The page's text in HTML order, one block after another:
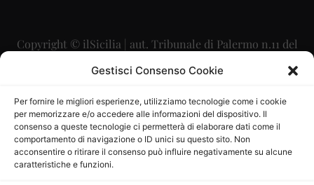
Gestisci Consenso Cookie
Per fornire le migliori esperienze, utilizziamo tecnologie come i cookie
per memorizzare e/o accedere alle informazioni del dispositivo. Il
consenso a queste tecnologie ci permetterà di elaborare dati come il
comportamento di navigazione o ID unici su questo sito. Non
acconsentire o ritirare il consenso può influire negativamente su alcune
caratteristiche e funzioni.
Copyright © ilSicilia | aut. Tribunale di Palermo n.11 del
29/09/2015
Direttore Editoriale: Maurizio Scaglione
Direttore Responsabile: Maria Calabrese